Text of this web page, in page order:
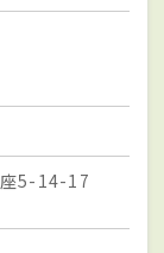
座5-14-17